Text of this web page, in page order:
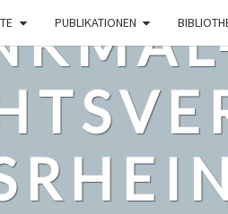
PUBLIKATIONEN